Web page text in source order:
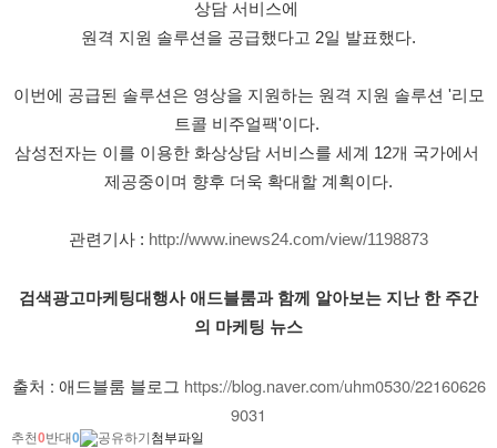
상담 서비스에
원격 지원 솔루션을 공급했다고 2일 발표했다.
이번에 공급된 솔루션은 영상을 지원하는 원격 지원 솔루션 '리모
트콜 비주얼팩'이다.
삼성전자는 이를 이용한 화상상담 서비스를 세계 12개 국가에서
제공중이며 향후 더욱 확대할 계획이다.
관련기사 : http://www.inews24.com/view/1198873
검색광고마케팅대행사 애드블룸과 함께 알아보는 지난 한 주간
의 마케팅 뉴스
출처 : 애드블룸 블로그 https://blog.naver.com/uhm0530/22160626
9031
추천0반대0
첨부파일